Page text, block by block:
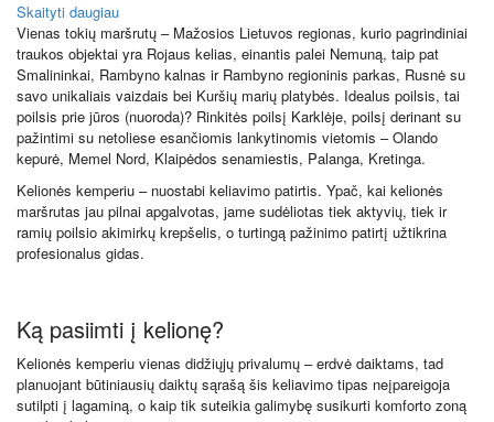
Skaityti daugiau
Vienas tokių maršrutų – Mažosios Lietuvos regionas, kurio pagrindiniai
traukos objektai yra Rojaus kelias, einantis palei Nemuną, taip pat
Smalininkai, Rambyno kalnas ir Rambyno regioninis parkas, Rusnė su
savo unikaliais vaizdais bei Kuršių marių platybės. Idealus poilsis, tai
poilsis prie jūros (nuoroda)? Rinkitės poilsį Karklėje, poilsį derinant su
pažintimi su netoliese esančiomis lankytinomis vietomis – Olando
kepurė, Memel Nord, Klaipėdos senamiestis, Palanga, Kretinga.
Kelionės kemperiu – nuostabi keliavimo patirtis. Ypač, kai kelionės
maršrutas jau pilnai apgalvotas, jame sudėliotas tiek aktyvių, tiek ir
ramių poilsio akimirkų krepšelis, o turtingą pažinimo patirtį užtikrina
profesionalus gidas.
Ką pasiimti į kelionę?
Kelionės kemperiu vienas didžiųjų privalumų – erdvė daiktams, tad
planuojant būtiniausių daiktų sąrašą šis keliavimo tipas neįpareigoja
sutilpti į lagaminą, o kaip tik suteikia galimybę susikurti komforto zoną